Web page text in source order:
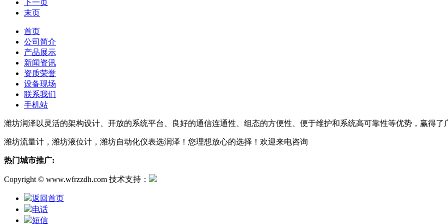
下一页
末页
首页
公司简介
产品展示
新闻资讯
资质荣誉
设备现场
联系我们
手机站
潍坊润泽以灵活的架构设计、开放的系统平台、良好的通信连通性、组态的方便性、便于维护和系统高可靠性等优势，赢得了
潍坊流量计，潍坊液位计，潍坊自动化仪表选润泽！您理想放心的选择！欢迎来电咨询
热门城市推广:
Copyright © www.wfrzzdh.com 技术支持：
返回首页
电话
短信